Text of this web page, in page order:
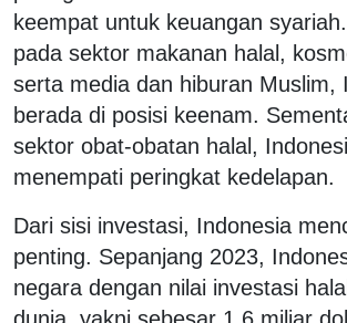
keempat untuk keuangan
pada sektor makanan halal,
serta media dan hiburan Muslim,
berada di posisi keenam.
sektor obat-obatan halal,
menempati peringkat kedelapan.
Dari sisi investasi, Indonesia
penting. Sepanjang 2023,
negara dengan nilai investasi